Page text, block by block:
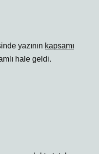
yazının kapsamı
hale geldi.